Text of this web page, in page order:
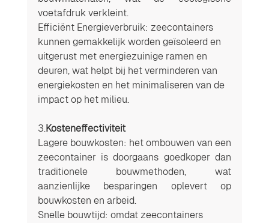
voetafdruk verkleint.
Efficiënt Energieverbruik: zeecontainers
kunnen gemakkelijk worden geïsoleerd en
uitgerust met energiezuinige ramen en
deuren, wat helpt bij het verminderen van
energiekosten en het minimaliseren van de
impact op het milieu.
3.Kosteneffectiviteit
Lagere bouwkosten: het ombouwen van een
zeecontainer is doorgaans goedkoper dan
traditionele bouwmethoden, wat
aanzienlijke besparingen oplevert op
bouwkosten en arbeid.
Snelle bouwtijd: omdat zeecontainers